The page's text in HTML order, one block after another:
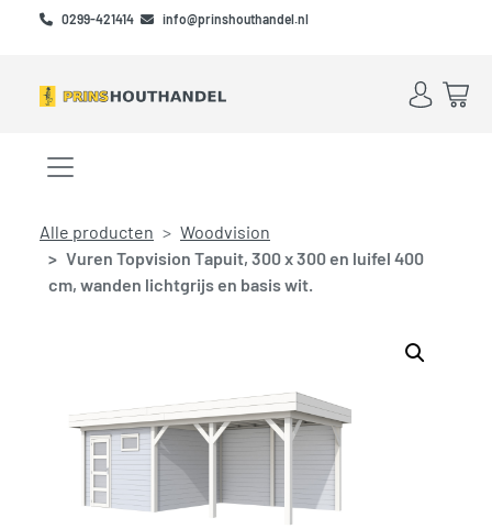
Skip to main content
Skip to footer
0299-421414 info@prinshouthandel.nl
Account
Menu openen/sluiten
Alle producten
Woodvision
Vuren Topvision Tapuit, 300 x 300 en luifel 400
cm, wanden lichtgrijs en basis wit.